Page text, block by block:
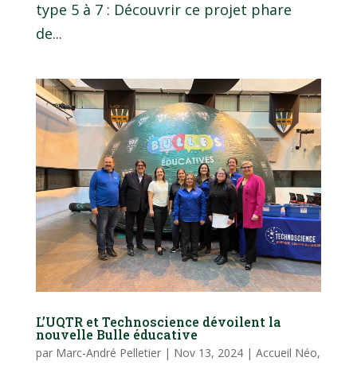
type 5 à 7 : Découvrir ce projet phare
de...
L’UQTR et Technoscience dévoilent la
nouvelle Bulle éducative
par Marc-André Pelletier| Nov 13, 2024| Accueil Néo,